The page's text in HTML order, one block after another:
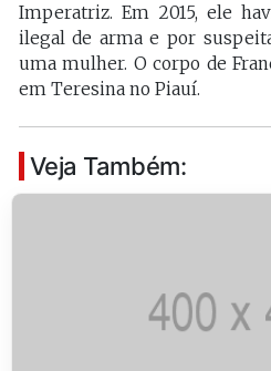
Imperatriz. Em 2015, ele
ilegal de arma e por
uma mulher. O corpo de
em Teresina no Piauí.
Veja Também: